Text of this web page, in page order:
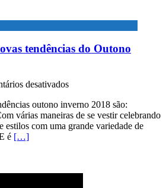
tendências do Outono
desativadosem
trará
as
novas
outono inverno 2018 são:
várias maneiras de se vestir celebrando
estilos com uma grande variedade de
é […]